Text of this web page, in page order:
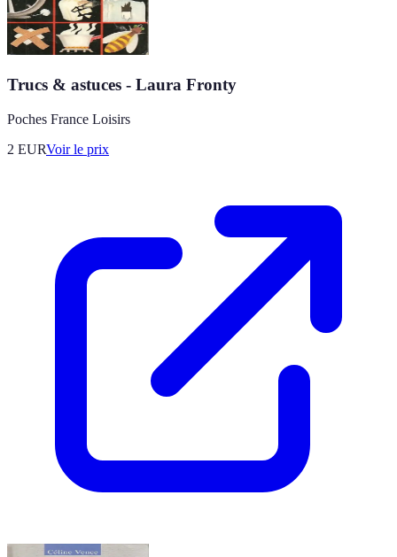
Trucs & astuces - Laura Fronty
Poches France Loisirs
2 EURVoir le prix